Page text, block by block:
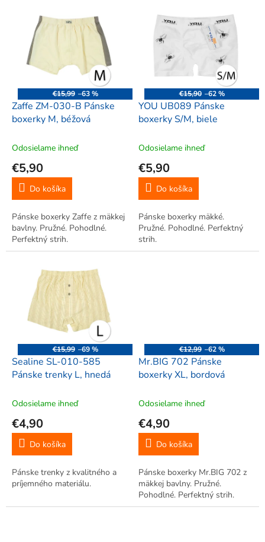
d
€15,99 –63 %
Zaffe ZM-030-B Pánske
boxerky M, béžová
Odosielame ihneď
€5,90
Do košíka
Pánske boxerky Zaffe z mäkkej
bavlny. Pružné. Pohodlné.
Perfektný strih.
€15,90 –62 %
YOU UB089 Pánske
boxerky S/M, biele
Odosielame ihneď
€5,90
Do košíka
Pánske boxerky mäkké.
Pružné. Pohodlné. Perfektný
strih.
€15,99 –69 %
Sealine SL-010-585
Pánske trenky L, hnedá
Odosielame ihneď
€4,90
Do košíka
Pánske trenky z kvalitného a
príjemného materiálu.
€12,99 –62 %
Mr.BIG 702 Pánske
boxerky XL, bordová
Odosielame ihneď
€4,90
Do košíka
Pánske boxerky Mr.BIG 702 z
mäkkej bavlny. Pružné.
Pohodlné. Perfektný strih.